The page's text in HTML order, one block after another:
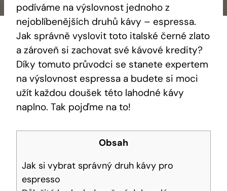
podíváme na výslovnost jednoho z
nejoblíbenějších druhů kávy – espressa.
Jak správně vyslovit toto italské černé zlato
a zároveň si zachovat své kávové kredity?
Díky tomuto průvodci se stanete expertem
na výslovnost espressa a budete si moci
užít každou doušek této lahodné kávy
naplno. Tak pojďme na to!
Obsah
Jak si vybrat správný druh kávy pro
espresso